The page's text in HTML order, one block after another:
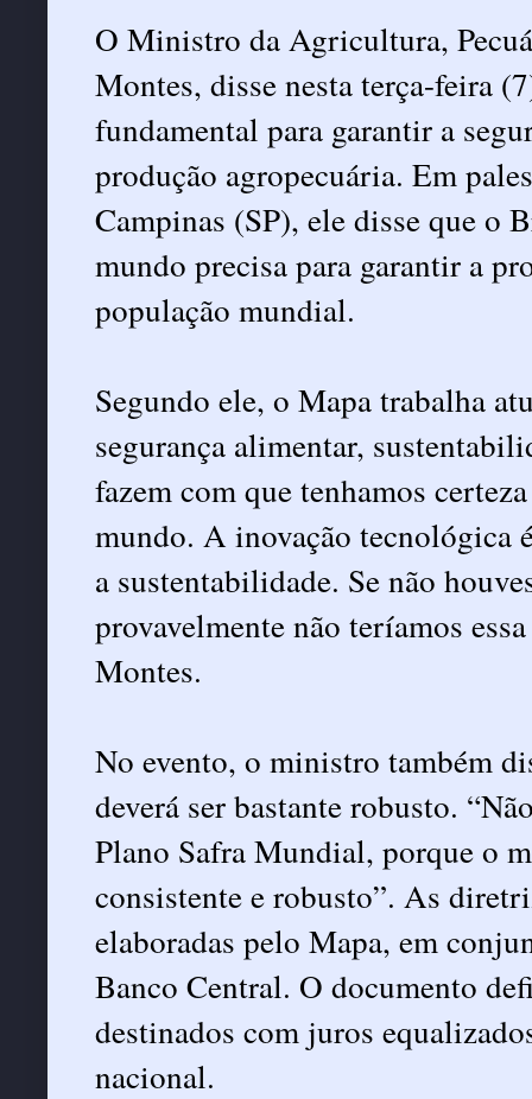
O Ministro da Agricultura,
Montes, disse nesta terça-feira
fundamental para garantir a
produção agropecuária. Em
Campinas (SP), ele disse que o
mundo precisa para garantir a
população mundial.
Segundo ele, o Mapa trabalha
segurança alimentar,
fazem com que tenhamos
mundo. A inovação tecnológica
a sustentabilidade. Se não
provavelmente não teríamos
Montes.
No evento, o ministro também
deverá ser bastante robusto.
Plano Safra Mundial, porque o
consistente e robusto”. As
elaboradas pelo Mapa, em
Banco Central. O documento
destinados com juros
nacional.